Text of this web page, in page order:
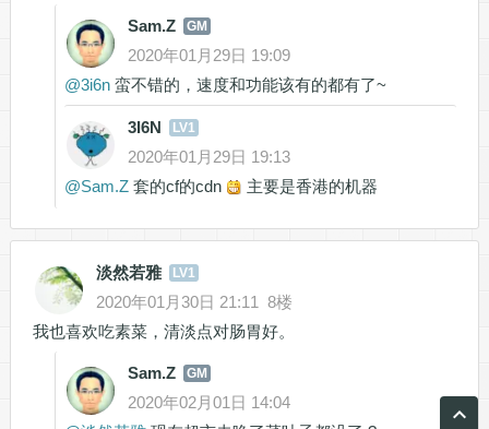
Sam.Z GM
2020年01月29日 19:09
@3i6n蛮不错的，速度和功能该有的都有了~
3I6N LV1
2020年01月29日 19:13
@Sam.Z套的cf的cdn 主要是香港的机器
淡然若雅 LV1
2020年01月30日 21:11
8楼
我也喜欢吃素菜，清淡点对肠胃好。
Sam.Z GM
2020年02月01日 14:04